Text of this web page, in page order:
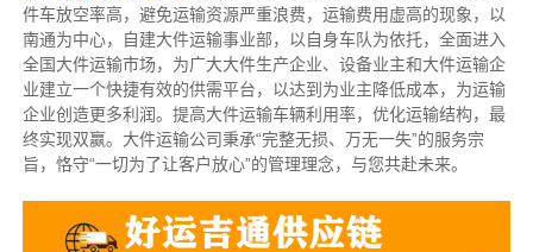
件车放空率高，避免运输资源严重浪费，运输费用虚高的现象，以
南通为中心，自建大件运输事业部，以自身车队为依托，全面进入
全国大件运输市场，为广大大件生产企业、设备业主和大件运输企
业建立一个快捷有效的供需平台，以达到为业主降低成本，为运输
企业创造更多利润。提高大件运输车辆利用率，优化运输结构，最
终实现双赢。大件运输公司秉承“完整无损、万无一失”的服务宗
旨，恪守“一切为了让客户放心”的管理理念，与您共赴未来。